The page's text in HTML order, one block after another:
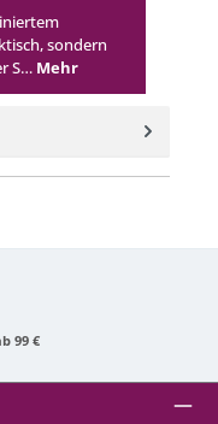
sondern
S… Mehr
99 €